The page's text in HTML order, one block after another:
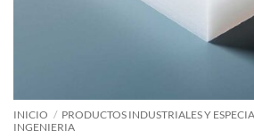
INICIO / PRODUCTOS INDUSTRIALES Y
INGENIERIA